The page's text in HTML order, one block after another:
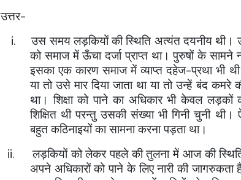
उत्तर-
i.
उस समय लड़कियों की स्थिति अत्यंत दयनीय थी।
को समाज में ऊँचा दर्जा प्राप्त था। पुरुषों के सामने
इसका एक कारण समाज में व्याप्त दहेज-प्रथा भी
या तो उसे मार दिया जाता था या तो उन्हें बंद
था। शिक्षा को पाने का अधिकार भी केवल लड़कों
शिक्षित थी परन्तु उसकी संख्या भी गिनी चुनी थी।
बहुत कठिनाइयों का सामना करना पड़ता था।
ii.
लड़कियों को लेकर पहले की तुलना में आज की
अपने अधिकारों को पाने के लिए नारी की